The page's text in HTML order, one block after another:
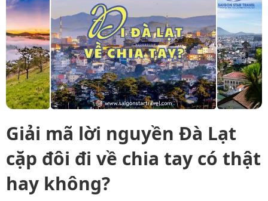
Giải mã lời nguyền Đà Lạt
cặp đôi đi về chia tay có thật
hay không?